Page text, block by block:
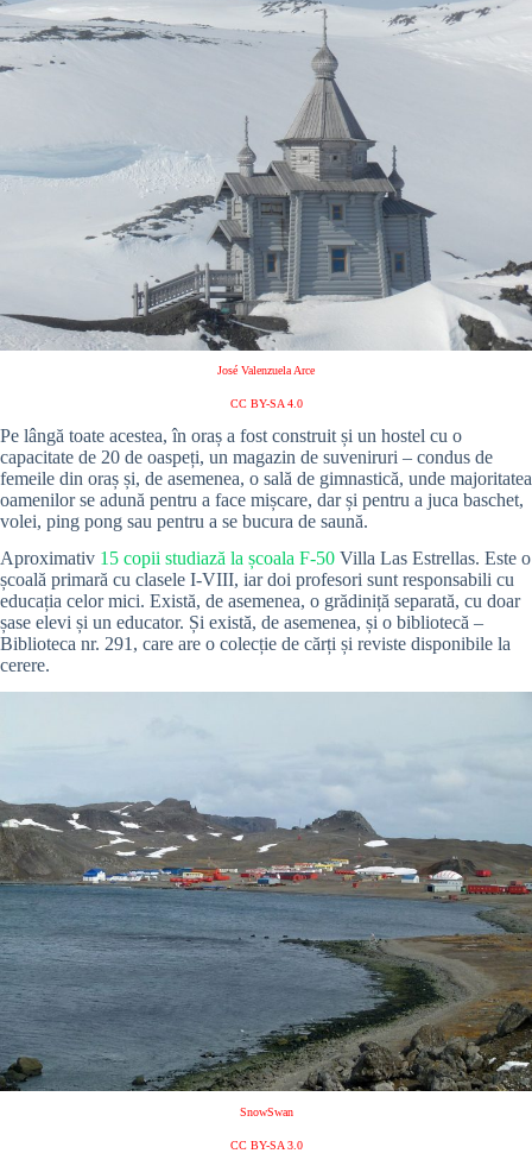
José Valenzuela Arce
CC BY-SA 4.0
Pe lângă toate acestea, în oraș a fost construit și un hostel cu o
capacitate de 20 de oaspeți, un magazin de suveniruri – condus de
femeile din oraș și, de asemenea, o sală de gimnastică, unde majoritatea
oamenilor se adună pentru a face mișcare, dar și pentru a juca baschet,
volei, ping pong sau pentru a se bucura de saună.
Aproximativ 15 copii studiază la școala F-50 Villa Las Estrellas. Este o
școală primară cu clasele I-VIII, iar doi profesori sunt responsabili cu
educația celor mici. Există, de asemenea, o grădiniță separată, cu doar
șase elevi și un educator. Și există, de asemenea, și o bibliotecă –
Biblioteca nr. 291, care are o colecție de cărți și reviste disponibile la
cerere.
SnowSwan
CC BY-SA 3.0